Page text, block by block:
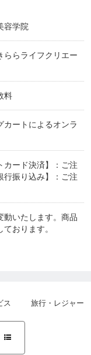
容学院
らライフクリエー
料
カートによるオンラ
カード決済】：ご注
行振り込み】：ご注
動いたします。商品
おります。
ス 旅行・レジャー
